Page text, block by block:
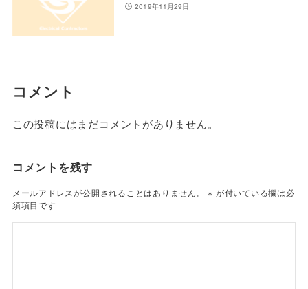
2019年11月29日
コメント
この投稿にはまだコメントがありません。
コメントを残す
メールアドレスが公開されることはありません。 ※ が付いている欄は必
須項目です